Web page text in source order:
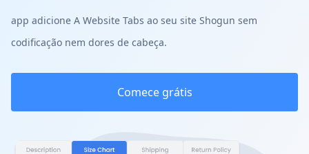
app adicione A Website Tabs ao seu site Shogun sem
codificação nem dores de cabeça.
Comece grátis